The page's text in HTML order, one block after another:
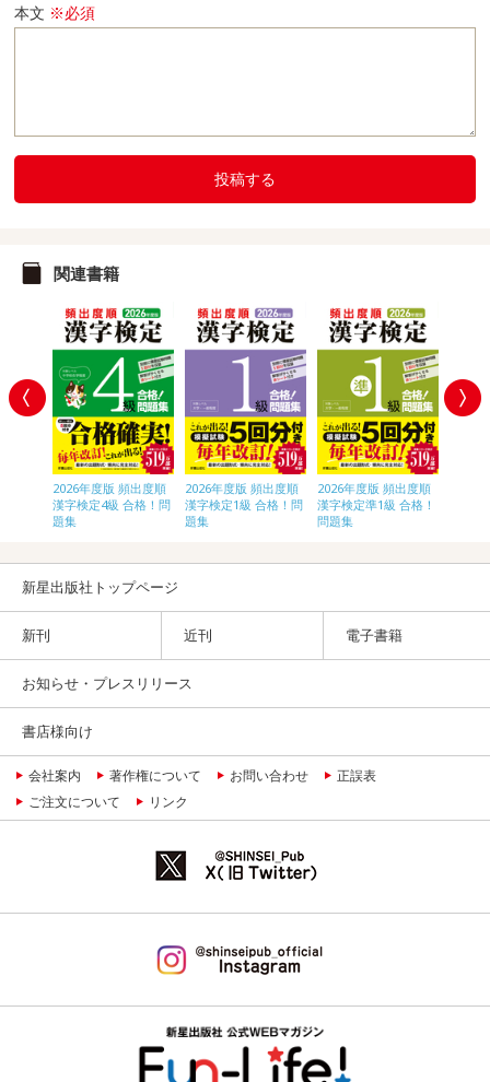
本文 ※必須
投稿する
関連書籍
2026年度版 頻出度順
漢字検定4級 合格！問
題集
2026年度版 頻出度順
漢字検定1級 合格！問
題集
2026年度版 頻出度順
漢字検定準1級 合格！
問題集
新星出版社トップページ
新刊 近刊 電子書籍
お知らせ・プレスリリース
書店様向け
会社案内 著作権について お問い合わせ
正誤表
ご注文について
リンク